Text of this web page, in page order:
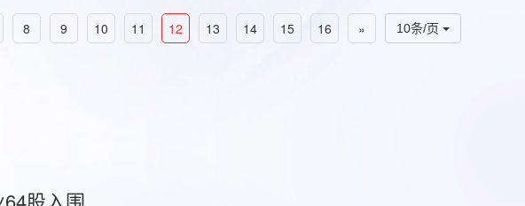
10条/页
8 9 10 11 12 13 14 15 16 »
股入围